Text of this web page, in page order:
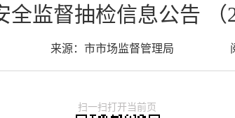
监督抽检信息公告 （
来源： 市市场监督管理局
扫一扫打开当前页